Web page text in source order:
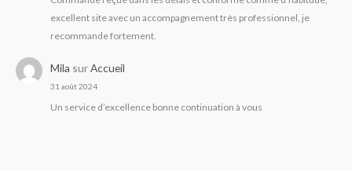
excellent site avec un accompagnement très professionnel, je
recommande fortement.
Mila surAccueil
31 août 2024
Un service d’excellence bonne continuation à vous